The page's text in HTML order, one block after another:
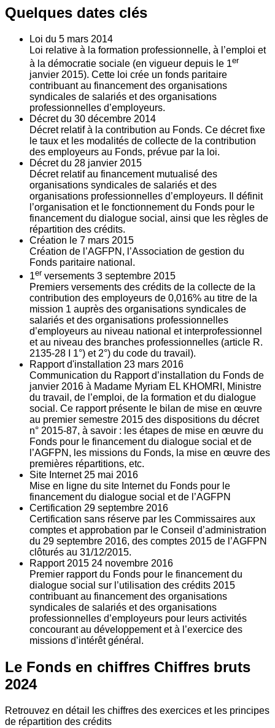
Quelques dates clés
Loi du 5 mars 2014
Loi relative à la formation professionnelle, à l’emploi et
à la démocratie sociale (en vigueur depuis le 1er
janvier 2015). Cette loi crée un fonds paritaire
contribuant au financement des organisations
syndicales de salariés et des organisations
professionnelles d’employeurs.
Décret du 30 décembre 2014
Décret relatif à la contribution au Fonds. Ce décret fixe
le taux et les modalités de collecte de la contribution
des employeurs au Fonds, prévue par la loi.
Décret du 28 janvier 2015
Décret relatif au financement mutualisé des
organisations syndicales de salariés et des
organisations professionnelles d’employeurs. Il définit
l’organisation et le fonctionnement du Fonds pour le
financement du dialogue social, ainsi que les règles de
répartition des crédits.
Création le 7 mars 2015
Création de l’AGFPN, l’Association de gestion du
Fonds paritaire national.
1er versements 3 septembre 2015
Premiers versements des crédits de la collecte de la
contribution des employeurs de 0,016% au titre de la
mission 1 auprès des organisations syndicales de
salariés et des organisations professionnelles
d’employeurs au niveau national et interprofessionnel
et au niveau des branches professionnelles (article R.
2135‐28 I 1°) et 2°) du code du travail).
Rapport d'installation 23 mars 2016
Communication du Rapport d’installation du Fonds de
janvier 2016 à Madame Myriam EL KHOMRI, Ministre
du travail, de l’emploi, de la formation et du dialogue
social. Ce rapport présente le bilan de mise en œuvre
au premier semestre 2015 des dispositions du décret
n° 2015-87, à savoir : les étapes de mise en œuvre du
Fonds pour le financement du dialogue social et de
l’AGFPN, les missions du Fonds, la mise en œuvre des
premières répartitions, etc.
Site Internet 25 mai 2016
Mise en ligne du site Internet du Fonds pour le
financement du dialogue social et de l’AGFPN
Certification 29 septembre 2016
Certification sans réserve par les Commissaires aux
comptes et approbation par le Conseil d’administration
du 29 septembre 2016, des comptes 2015 de l’AGFPN
clôturés au 31/12/2015.
Rapport 2015 24 novembre 2016
Premier rapport du Fonds pour le financement du
dialogue social sur l’utilisation des crédits 2015
contribuant au financement des organisations
syndicales de salariés et des organisations
professionnelles d’employeurs pour leurs activités
concourant au développement et à l’exercice des
missions d’intérêt général.
Le Fonds en chiffres Chiffres bruts
2024
Retrouvez en détail les chiffres des exercices et les principes
de répartition des crédits